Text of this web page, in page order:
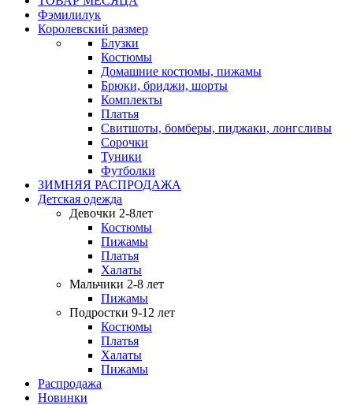
Фэмилилук
Королевский размер
Блузки
Костюмы
Домашние костюмы, пижамы
Брюки, бриджи, шорты
Комплекты
Платья
Свитшоты, бомберы, пиджаки, лонгсливы
Сорочки
Туники
Футболки
ЗИМНЯЯ РАСПРОДАЖА
Детская одежда
Девочки 2-8лет
Костюмы
Пижамы
Платья
Халаты
Мальчики 2-8 лет
Пижамы
Подростки 9-12 лет
Костюмы
Платья
Халаты
Пижамы
Распродажа
Новинки